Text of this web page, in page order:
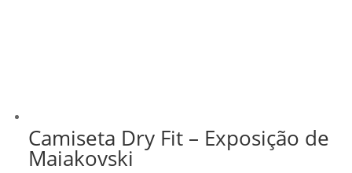
Camiseta Dry Fit – Exposição de
Maiakovski